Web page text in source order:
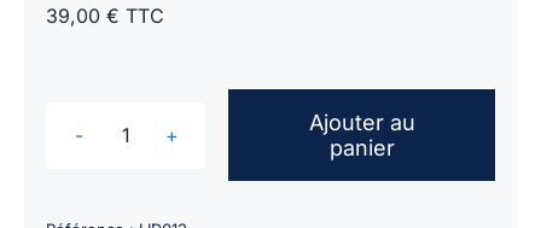
39,00 € TTC
quantité
Lampe
Ajouter au
panier